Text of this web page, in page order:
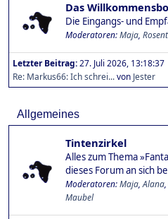
Das
Die Eingangs- und
Moderatoren:Maja,
Letzter Beitrag:27. Juli 2026, 13:18:37
Re: Markus66: Ich schrei...von Jester
Allgemeines
Tintenzirkel
Alles zum Thema
dieses Forum an sich
Moderatoren:Maja,Alana,
Maubel